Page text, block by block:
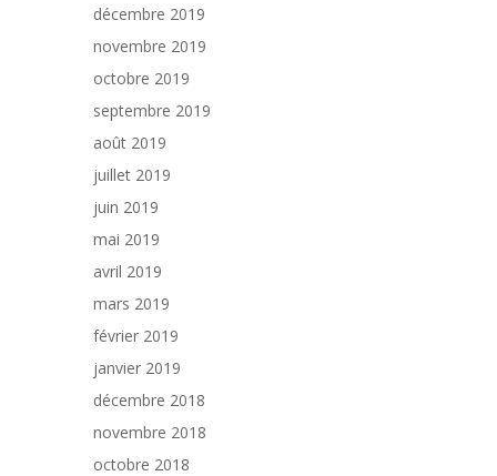
décembre 2019
novembre 2019
octobre 2019
septembre 2019
août 2019
juillet 2019
juin 2019
mai 2019
avril 2019
mars 2019
février 2019
janvier 2019
décembre 2018
novembre 2018
octobre 2018